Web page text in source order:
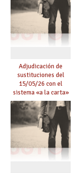
Adjudicación de
sustituciones del
15/05/26 con el
sistema «a la carta»
conseguido con el
Acuerdo de Mejoras